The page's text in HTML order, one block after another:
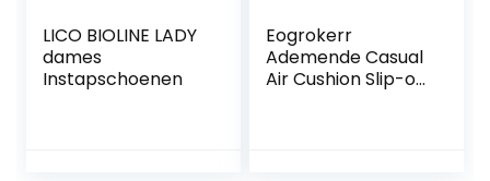
LICO BIOLINE LADY
dames
Instapschoenen
Eogrokerr
Ademende Casual
Air Cushion Slip-on